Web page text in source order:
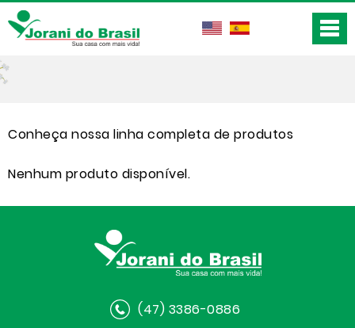
Conheça nossa linha completa de produtos
Nenhum produto disponível.
(47) 3386-0886